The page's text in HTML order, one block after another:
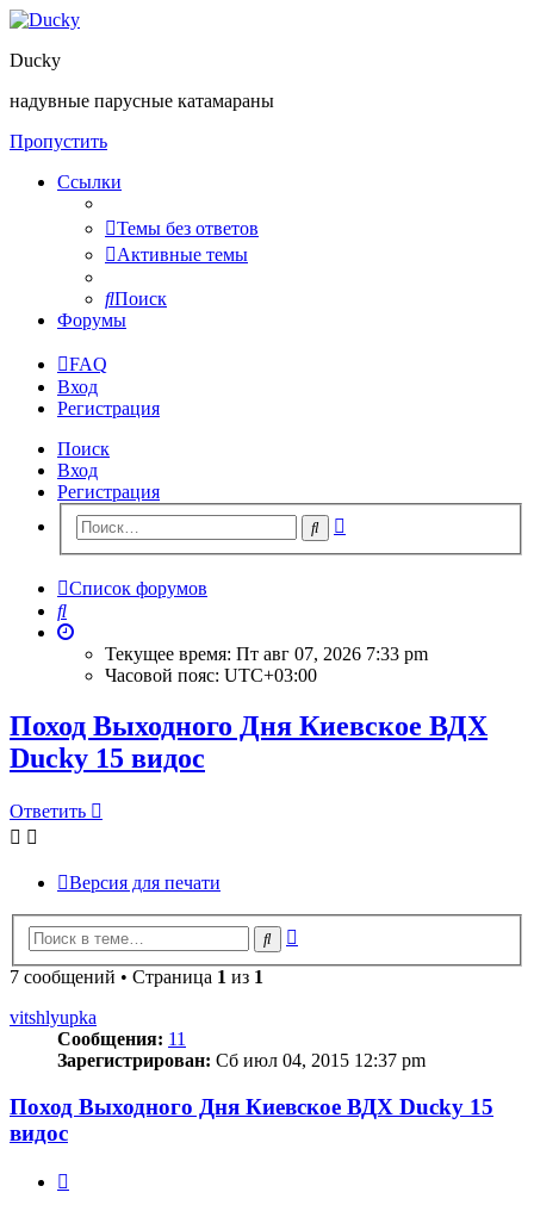
Ducky
надувные парусные катамараны
Пропустить
Ссылки
Темы без ответов
Активные темы
Поиск
Форумы
FAQ
Вход
Регистрация
Поиск
Вход
Регистрация
Поиск
Список форумов
Поиск
Текущее время: Пт авг 07, 2026 7:33 pm
Часовой пояс: UTC+03:00
Поход Выходного Дня Киевское ВДХ
Ducky 15 видос
Ответить
Версия для печати
Поиск
7 сообщений • Страница 1 из 1
vitshlyupka
Сообщения: 11
Зарегистрирован: Сб июл 04, 2015 12:37 pm
Поход Выходного Дня Киевское ВДХ Ducky 15
видос